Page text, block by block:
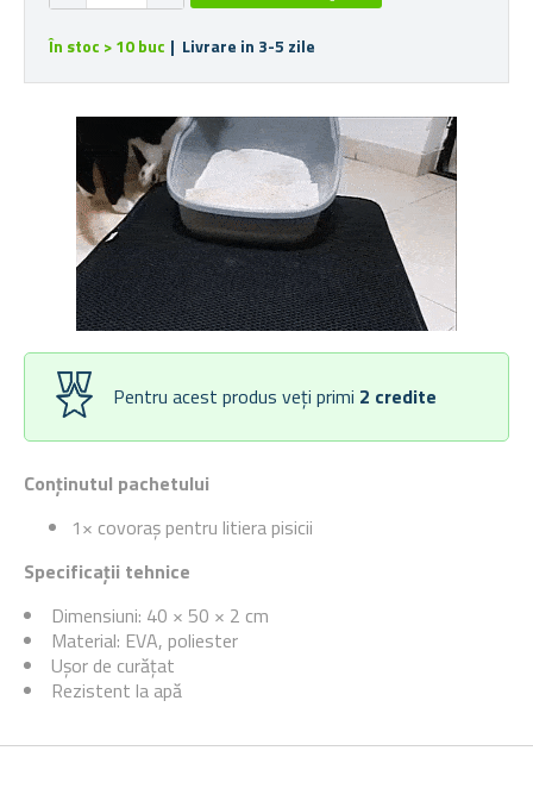
Conținutul pachetului
1× covoraș pentru litiera pisicii
Specificații tehnice
Dimensiuni: 40 × 50 × 2 cm
Material: EVA, poliester
Ușor de curățat
Rezistent la apă
În stoc > 10 buc | Livrare in 3-5 zile
Pentru acest produs veți primi 2 credite